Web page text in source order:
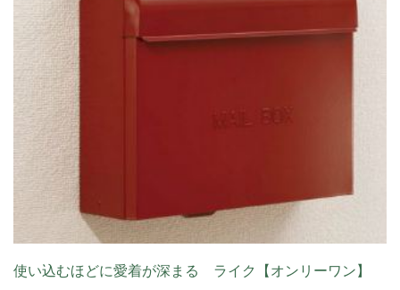
使い込むほどに愛着が深まる ライク【オンリーワン】